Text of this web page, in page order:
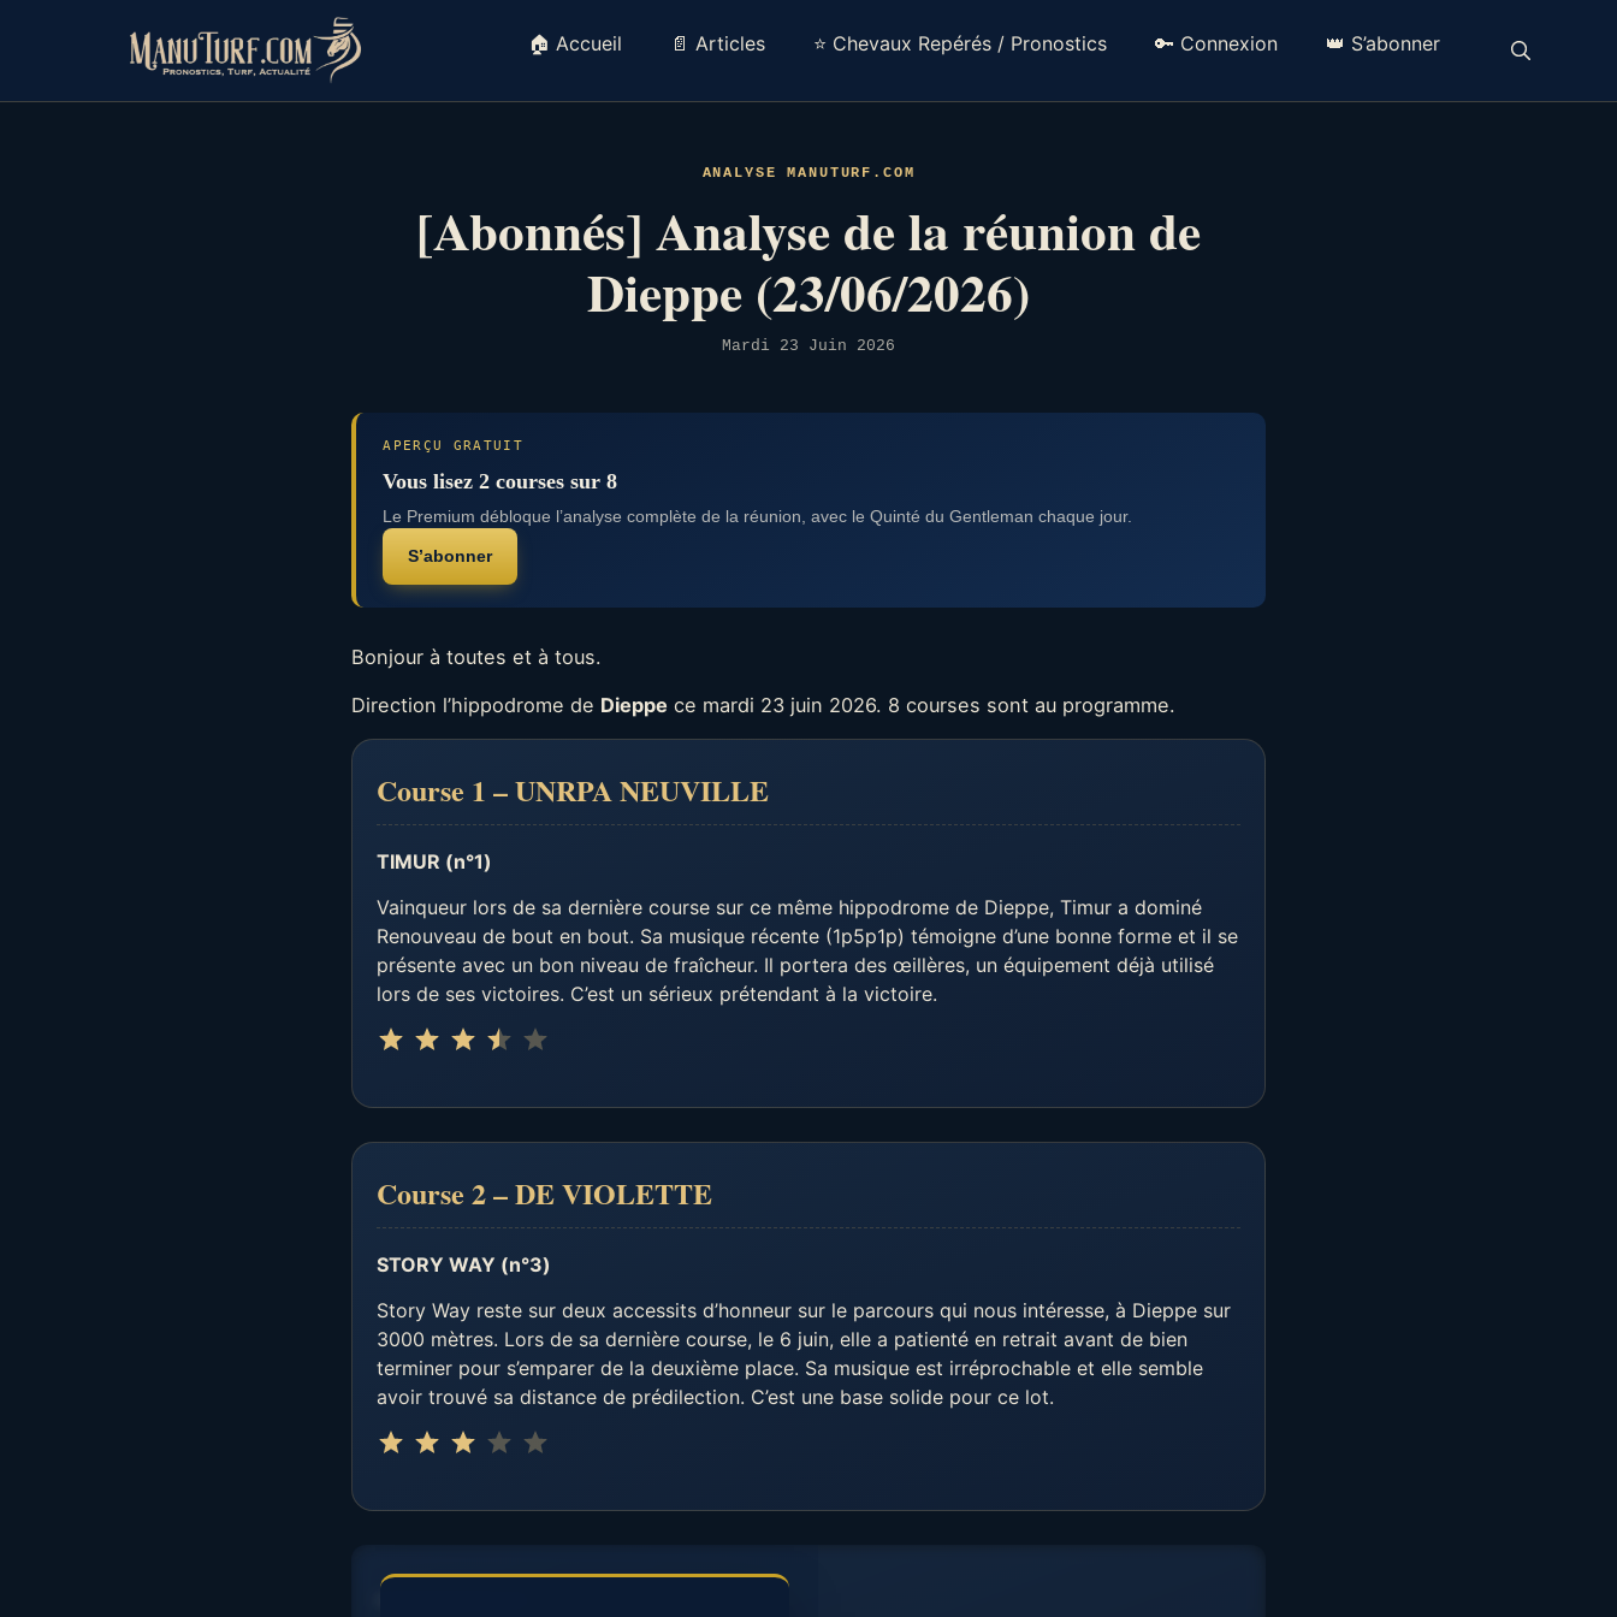
🏠 Accueil 📄 Articles ⭐ Chevaux Repérés / Pronostics 🔑 Connexion 👑 S’abonner
ANALYSE MANUTURF.COM
[Abonnés] Analyse de la réunion de
Dieppe (23/06/2026)
Mardi 23 Juin 2026
APERÇU GRATUIT
Vous lisez 2 courses sur 8
Le Premium débloque l’analyse complète de la réunion, avec le Quinté du Gentleman chaque jour.
S’abonner
Bonjour à toutes et à tous.
Direction l’hippodrome de Dieppe ce mardi 23 juin 2026. 8 courses sont au programme.
Course 1 – UNRPA NEUVILLE
TIMUR (n°1)
Vainqueur lors de sa dernière course sur ce même hippodrome de Dieppe, Timur a dominé
Renouveau de bout en bout. Sa musique récente (1p5p1p) témoigne d’une bonne forme et il se
présente avec un bon niveau de fraîcheur. Il portera des œillères, un équipement déjà utilisé
lors de ses victoires. C’est un sérieux prétendant à la victoire.
⭐⭐⭐⭐
Course 2 – DE VIOLETTE
STORY WAY (n°3)
Story Way reste sur deux accessits d’honneur sur le parcours qui nous intéresse, à Dieppe sur
3000 mètres. Lors de sa dernière course, le 6 juin, elle a patienté en retrait avant de bien
terminer pour s’emparer de la deuxième place. Sa musique est irréprochable et elle semble
avoir trouvé sa distance de prédilection. C’est une base solide pour ce lot.
⭐⭐⭐
……………………